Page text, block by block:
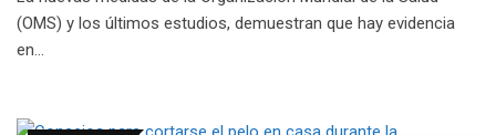
(OMS) y los últimos estudios, demuestran que hay evidencia
en…